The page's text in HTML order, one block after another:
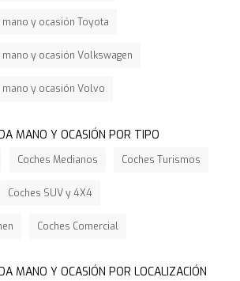
mano y ocasión Toyota
mano y ocasión Volkswagen
mano y ocasión Volvo
MANO Y OCASIÓN POR TIPO
Coches Medianos Coches Turismos
Coches SUV y 4X4
Coches Comercial
MANO Y OCASIÓN POR LOCALIZACIÓN